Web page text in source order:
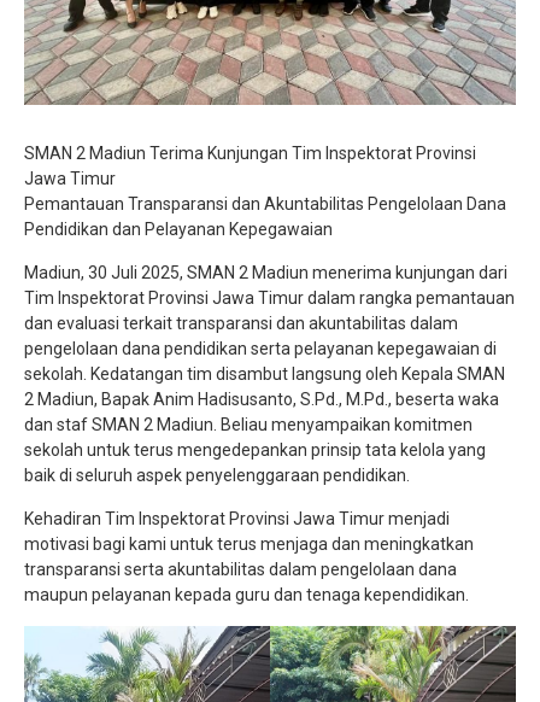
SMAN 2 Madiun Terima Kunjungan Tim Inspektorat Provinsi
Jawa Timur
Pemantauan Transparansi dan Akuntabilitas Pengelolaan Dana
Pendidikan dan Pelayanan Kepegawaian
Madiun, 30 Juli 2025, SMAN 2 Madiun menerima kunjungan dari
Tim Inspektorat Provinsi Jawa Timur dalam rangka pemantauan
dan evaluasi terkait transparansi dan akuntabilitas dalam
pengelolaan dana pendidikan serta pelayanan kepegawaian di
sekolah. Kedatangan tim disambut langsung oleh Kepala SMAN
2 Madiun, Bapak Anim Hadisusanto, S.Pd., M.Pd., beserta waka
dan staf SMAN 2 Madiun. Beliau menyampaikan komitmen
sekolah untuk terus mengedepankan prinsip tata kelola yang
baik di seluruh aspek penyelenggaraan pendidikan.
Kehadiran Tim Inspektorat Provinsi Jawa Timur menjadi
motivasi bagi kami untuk terus menjaga dan meningkatkan
transparansi serta akuntabilitas dalam pengelolaan dana
maupun pelayanan kepada guru dan tenaga kependidikan.